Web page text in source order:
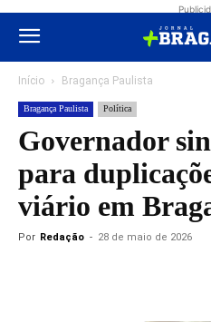
Início Bragança Paulista
Bragança Paulista Política
Governador
para
viário em
Por Redação - 28 de maio de 2026